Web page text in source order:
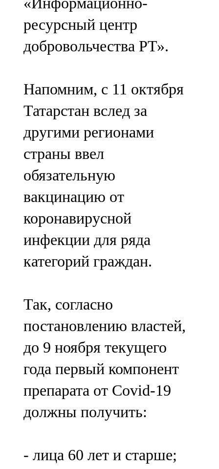
ресурсный центр
добровольчества РТ».
Напомним, с 11 октября
Татарстан вслед за
другими регионами
страны ввел
обязательную
вакцинацию от
коронавирусной
инфекции для ряда
категорий граждан.
Так, согласно
постановлению властей,
до 9 ноября текущего
года первый компонент
препарата от Covid-19
должны получить:
- лица 60 лет и старше;